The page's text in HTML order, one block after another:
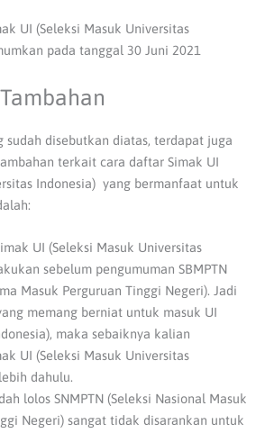
UI (Seleksi Masuk Universitas
pada tanggal 30 Juni 2021
sudah disebutkan diatas, terdapat juga
terkait cara daftar Simak UI
Indonesia) yang bermanfaat untuk
UI (Seleksi Masuk Universitas
sebelum pengumuman SBMPTN
Masuk Perguruan Tinggi Negeri). Jadi
memang berniat untuk masuk UI
maka sebaiknya kalian
UI (Seleksi Masuk Universitas
dahulu.
lolos SNMPTN (Seleksi Nasional Masuk
Negeri) sangat tidak disarankan untuk